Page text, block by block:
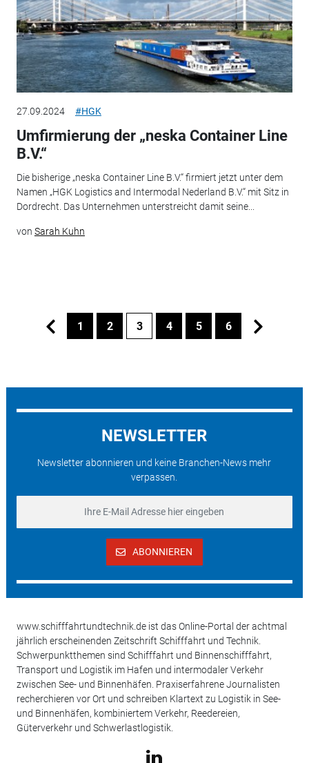
27.09.2024 #HGK
Umfirmierung der „neska Container Line
B.V.“
Die bisherige „neska Container Line B.V.“ firmiert jetzt unter dem
Namen „HGK Logistics and Intermodal Nederland B.V.“ mit Sitz in
Dordrecht. Das Unternehmen unterstreicht damit seine...
von Sarah Kuhn
1 2 3 4 5 6
NEWSLETTER
Newsletter abonnieren und keine Branchen-News mehr
verpassen.
ABONNIEREN
www.schifffahrtundtechnik.de ist das Online-Portal der achtmal
jährlich erscheinenden Zeitschrift Schifffahrt und Technik.
Schwerpunktthemen sind Schifffahrt und Binnenschifffahrt,
Transport und Logistik im Hafen und intermodaler Verkehr
zwischen See- und Binnenhäfen. Praxiserfahrene Journalisten
recherchieren vor Ort und schreiben Klartext zu Logistik in See-
und Binnenhäfen, kombiniertem Verkehr, Reedereien,
Güterverkehr und Schwerlastlogistik.